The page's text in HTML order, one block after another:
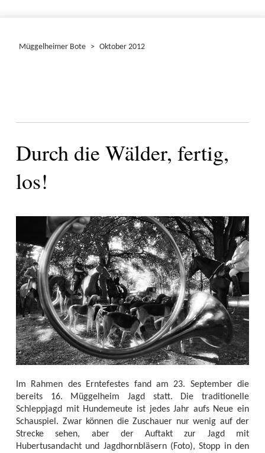
Müggelheimer Bote > Oktober 2012
Durch die Wälder, fertig,
los!
Im Rahmen des Erntefestes fand am 23. September die
bereits 16. Müggelheim Jagd statt. Die traditionelle
Schleppjagd mit Hundemeute ist jedes Jahr aufs Neue ein
Schauspiel. Zwar können die Zuschauer nur wenig auf der
Strecke sehen, aber der Auftakt zur Jagd mit
Hubertusandacht und Jagdhornbläsern (Foto), Stopp in den